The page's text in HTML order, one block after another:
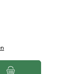
oder benutze die